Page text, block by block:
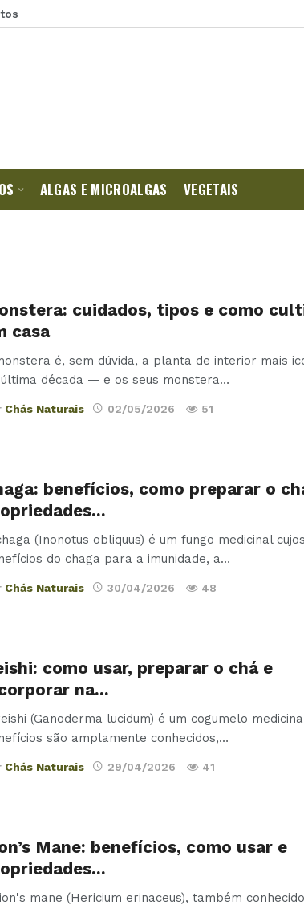
ALGAS E MICROALGAS VEGETAIS
cuidados, tipos e como
casa
é, sem dúvida, a planta de interior mais
década — e os seus monstera…
Chás Naturais 02/05/2026 51
benefícios, como preparar o
(Inonotus obliquus) é um fungo medicinal cujos
do chaga para a imunidade, a…
Chás Naturais 30/04/2026 48
como usar, preparar o chá e
na…
(Ganoderma lucidum) é um cogumelo
são amplamente conhecidos,…
Chás Naturais 29/04/2026 41
Mane: benefícios, como usar e
mane (Hericium erinaceus), também